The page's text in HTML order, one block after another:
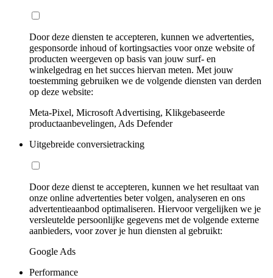
Door deze diensten te accepteren, kunnen we advertenties,
gesponsorde inhoud of kortingsacties voor onze website of
producten weergeven op basis van jouw surf- en
winkelgedrag en het succes hiervan meten. Met jouw
toestemming gebruiken we de volgende diensten van derden
op deze website:
Meta-Pixel, Microsoft Advertising, Klikgebaseerde
productaanbevelingen, Ads Defender
Uitgebreide conversietracking
Door deze dienst te accepteren, kunnen we het resultaat van
onze online advertenties beter volgen, analyseren en ons
advertentieaanbod optimaliseren. Hiervoor vergelijken we je
versleutelde persoonlijke gegevens met de volgende externe
aanbieders, voor zover je hun diensten al gebruikt:
Google Ads
Performance